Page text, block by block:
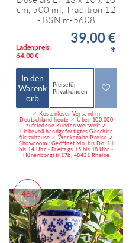
cm, 500 ml, Tradition 12
- BSN m-5608
Ladenpreis:
64,00 €
39,00 €
*
In den
Warenk
orb
Preise für
Privatkunden
✓ Kostenloser Versand in
Deutschland heute ✓ Über 100.000
zufriedene Kunden weltweit ✓
Liebevoll handgefertigtes Geschirr
für zuhause ✓ Werksnahe Preise ✓
Showroom : Geöffnet Mo. bis Do. 11
bis 14 Uhr - Freitags 15 bis 18 Uhr -
Hünenborgstr.17b, 48431 Rheine
-46%